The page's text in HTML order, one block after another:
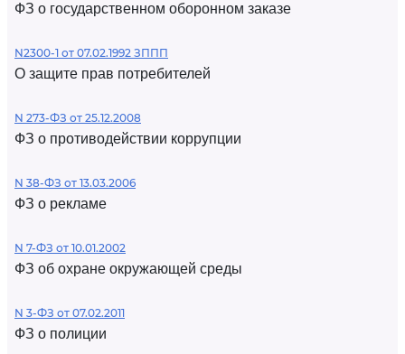
ФЗ о государственном оборонном заказе
N2300-1 от 07.02.1992 ЗППП
О защите прав потребителей
N 273-ФЗ от 25.12.2008
ФЗ о противодействии коррупции
N 38-ФЗ от 13.03.2006
ФЗ о рекламе
N 7-ФЗ от 10.01.2002
ФЗ об охране окружающей среды
N 3-ФЗ от 07.02.2011
ФЗ о полиции